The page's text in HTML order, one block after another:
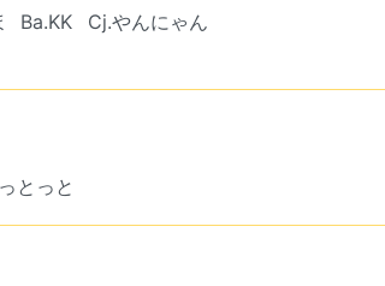
Ba.KK
Cj.やんにゃん
とっと